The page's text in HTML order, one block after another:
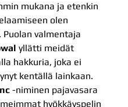
mukana ja etenkin
olen
Puolan valmentaja
yllätti meidät
hakkuria, joka ei
kentällä lainkaan.
-niminen pajavasara
hyökkäyspelin